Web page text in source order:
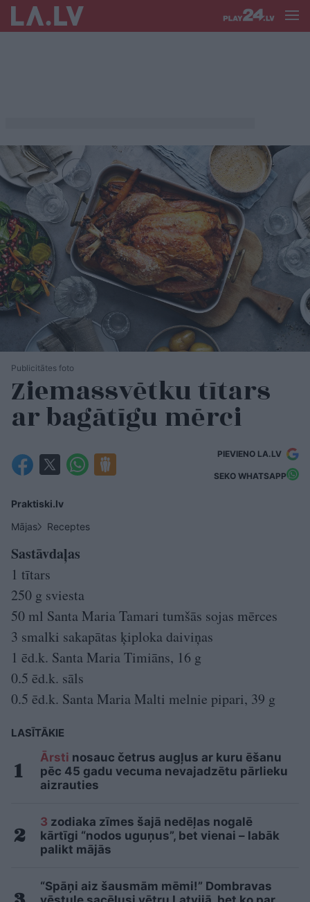
Publicitātes foto
Ziemassvētku tītars
ar bagātīgu mērci
PIEVIENO LA.LV
SEKO WHATSAPP
Praktiski.lv
Mājas
Receptes
Sastāvdaļas
1 tītars
250 g sviesta
50 ml Santa Maria Tamari tumšās sojas mērces
3 smalki sakapātas ķiploka daiviņas
1 ēd.k. Santa Maria Timiāns, 16 g
0.5 ēd.k. sāls
0.5 ēd.k. Santa Maria Malti melnie pipari, 39 g
LASĪTĀKIE
Ārsti nosauc četrus augļus ar kuru ēšanu
pēc 45 gadu vecuma nevajadzētu pārlieku
aizrauties
3 zodiaka zīmes šajā nedēļas nogalē
kārtīgi “nodos uguņus”, bet vienai – labāk
palikt mājās
“Spāņi aiz šausmām mēmi!” Dombravas